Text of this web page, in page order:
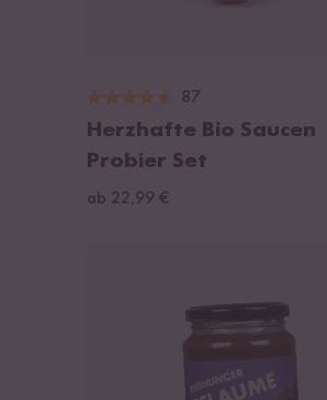
87
Herzhafte Bio Saucen
Probier Set
ab 22,99 €